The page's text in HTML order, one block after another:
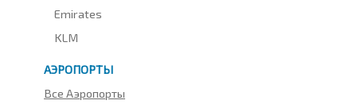
Emirates
KLM
АЭРОПОРТЫ
Все Аэропорты